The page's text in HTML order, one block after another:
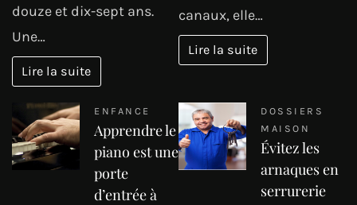
douze et dix-sept ans.
Une…
Lire la suite
canaux, elle…
Lire la suite
ENFANCE
Apprendre le
piano est une
porte
d’entrée à
DOSSIERS
MAISON
Évitez les
arnaques en
serrurerie